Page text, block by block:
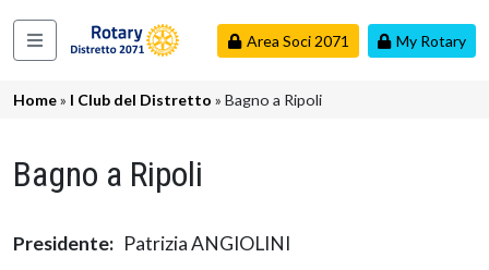
Area Soci 2071 My Rotary
Navigazione principale
Briciole di pane
Home I Club del Distretto Bagno a Ripoli
Bagno a Ripoli
Presidente
Patrizia ANGIOLINI